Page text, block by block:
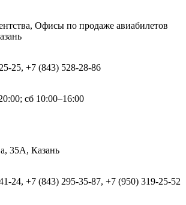
Офисы по продаже авиабилетов
25, +7 (843) 528-28-86
сб 10:00–16:00
35А, Казань
24, +7 (843) 295-35-87, +7 (950) 319-25-52